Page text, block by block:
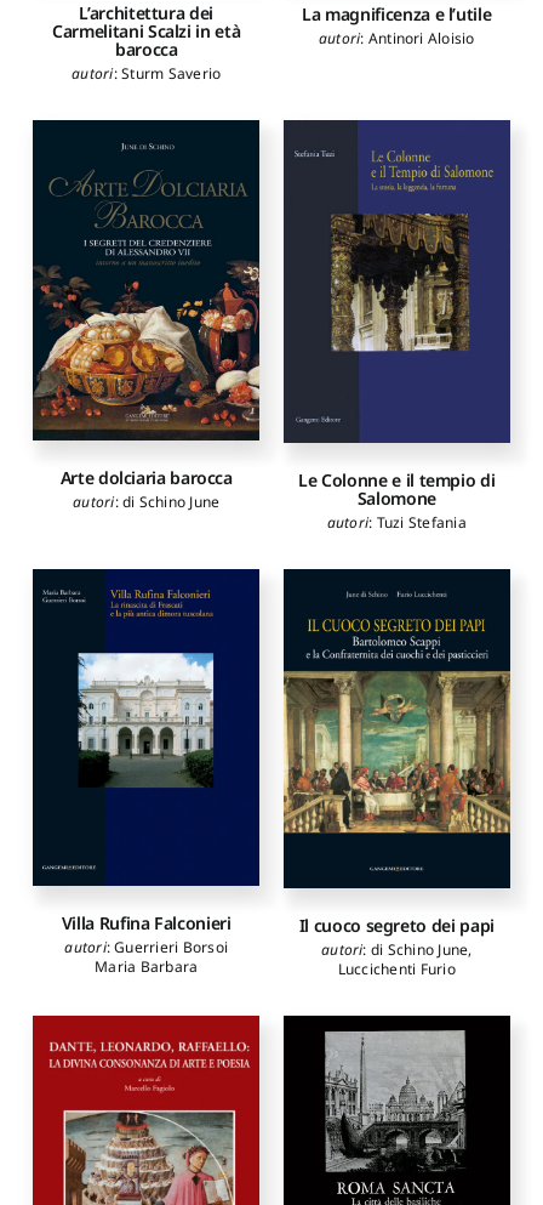
L’architettura dei
Carmelitani Scalzi in età
barocca
autori:Sturm Saverio
La magnificenza e l’utile
autori: Antinori Aloisio
Arte dolciaria barocca
autori:di Schino June
Le Colonne e il tempio di
Salomone
autori: Tuzi Stefania
Villa Rufina Falconieri
autori:Guerrieri Borsoi
Maria Barbara
Il cuoco segreto dei papi
autori: di Schino June,
Luccichenti Furio